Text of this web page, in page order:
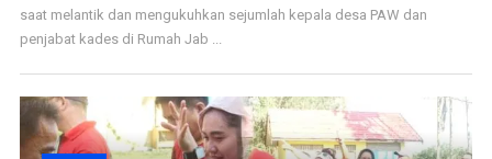
saat melantik dan mengukuhkan sejumlah kepala desa PAW dan
penjabat kades di Rumah Jab ...